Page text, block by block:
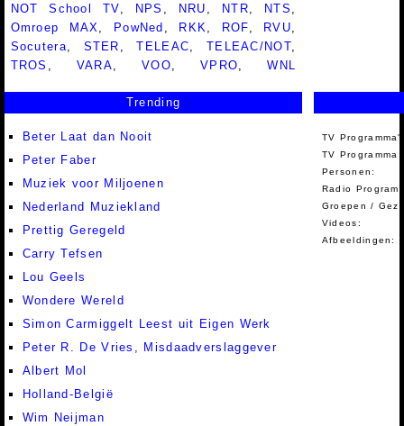
NOT School TV
NPS NRU NTR NTS
Omroep MAX
PowNed RKK ROF RVU
Socutera
STER ,TELEAC TELEAC/NOT
TROS
VARA ,VOO ,VPRO ,WNL
Trending
Beter Laat dan Nooit
Peter Faber
Muziek voor Miljoenen
Nederland Muziekland
Prettig Geregeld
Carry Tefsen
Lou Geels
Wondere Wereld
Simon Carmiggelt Leest uit Eigen Werk
Peter R. De Vries, Misdaadverslaggever
Albert Mol
Holland-België
Wim Neijman
TV
TV Programma
Personen:
Radio
Groepen /
Videos:
Afbeeldingen: